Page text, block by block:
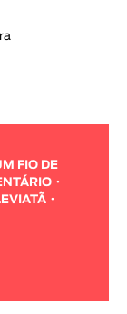
FIO DE